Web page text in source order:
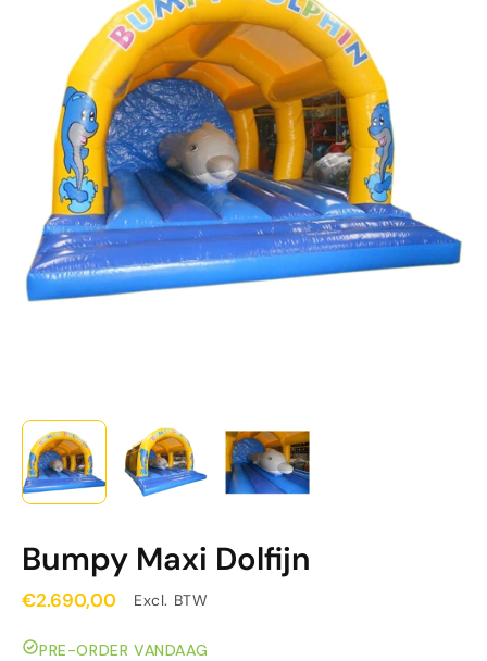
Bumpy Maxi Dolfijn
€2.690,00 Excl. BTW
PRE-ORDER VANDAAG